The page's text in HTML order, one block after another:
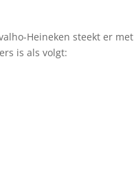
Heineken steekt er
is als volgt: